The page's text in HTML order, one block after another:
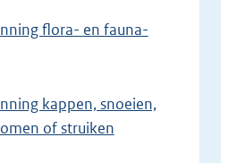
flora- en fauna-
kappen, snoeien,
of struiken